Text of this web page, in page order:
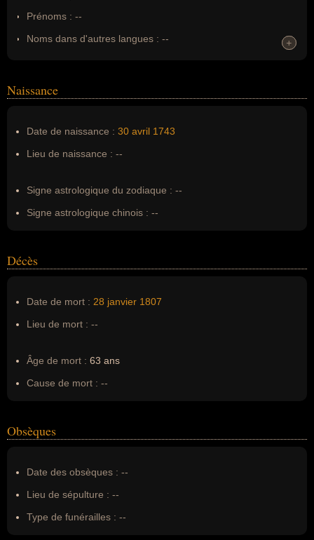
Prénoms : --
Noms dans d'autres langues : --
Nom de famille :Cadet Rousselle
+
+
Naissance
Date de naissance : 30 avril 1743
Lieu de naissance : --
Signe astrologique du zodiaque : --
Signe astrologique chinois : --
Décès
Date de mort : 28 janvier 1807
Lieu de mort : --
Âge de mort : 63 ans
Cause de mort : --
Obsèques
Date des obsèques : --
Lieu de sépulture : --
Type de funérailles : --